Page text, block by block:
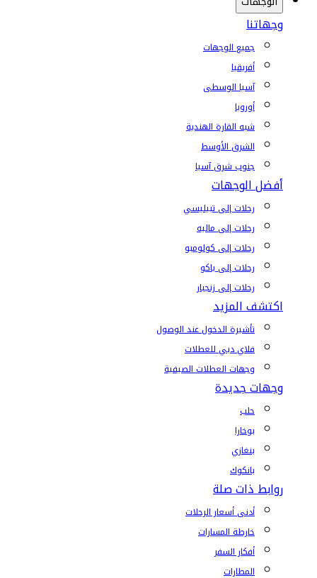
وجهاتنا
جميع الوجهات
أفريقيا
آسيا الوسطى
أوروبا
شبه القارة الهندية
الشرق الأوسط
جنوب شرق آسيا
أفضل الوجهات
رحلات إلى تبيليسي
رحلات إلى ماليه
رحلات إلى كولومبو
رحلات إلى باكو
رحلات إلى زنجبار
اكتشف المزيد
تأشيرة الدخول عند الوصول
فلاي دبي للعطلات
وجهات العطلات الصيفية
وجهات جديدة
حلب
بوخارا
بنغازي
بانكوك
روابط ذات صلة
أدنى أسعار الرحلات
خارطة المسارات
أفكار السفر
المطارات